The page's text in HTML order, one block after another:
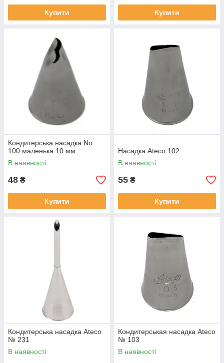
Купити Купити
Кондитерська насадка No
100 маленька 10 мм
В наявності
48 ₴
Купити
Насадка Ateco 102
В наявності
55 ₴
Купити
Кондитерська насадка Ateco
№ 231
В наявності
Кондитерськая насадка Ateco
№ 103
В наявності